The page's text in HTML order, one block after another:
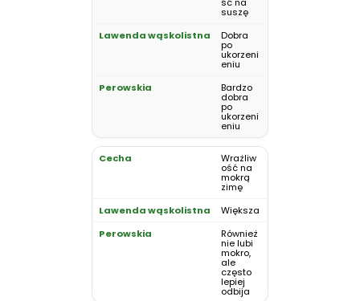
suszę
Dobra
po
ukorzeni
eniu
Bardzo
dobra
po
ukorzeni
eniu
Wrażliw
ość na
mokrą
zimę
Większa
Również
nie lubi
mokro,
ale
często
lepiej
odbija